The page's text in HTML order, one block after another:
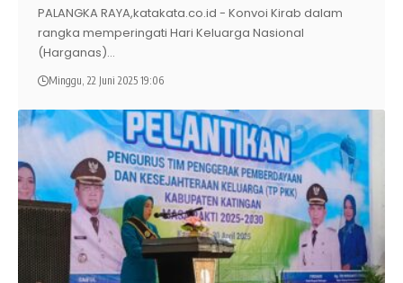
PALANGKA RAYA,katakata.co.id - Konvoi Kirab dalam
rangka memperingati Hari Keluarga Nasional
(Harganas)…
Minggu, 22 Juni 2025 19:06